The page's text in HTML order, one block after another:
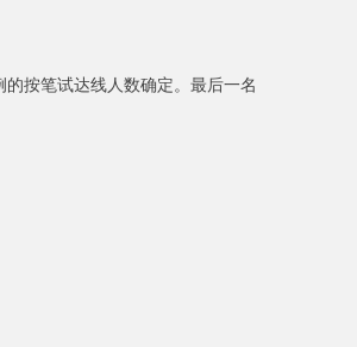
按笔试达线人数确定。最后一名